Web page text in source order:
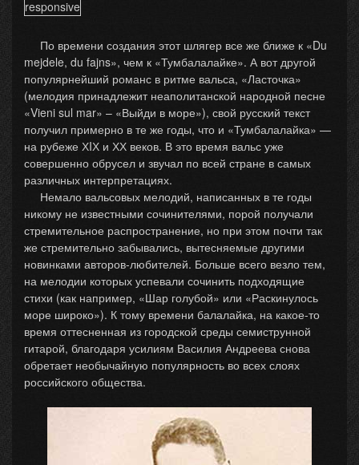
responsive
По времени создания этот шлягер все же ближе к «Du
mejdele, du fajns», чем к «Тумбалалайке». А вот другой
популярнейший романс в ритме вальса, «Ласточка»
(мелодия принадлежит неаполитанской народной песне
«Vieni sul mar» – «Выйди в море»), свой русский текст
получил примерно в те же годы, что и «Тумбалалайка» —
на рубеже ХIХ и ХХ веков. В это время вальс уже
совершенно обрусел и звучал по всей стране в самых
различных интерпретациях.
Немало вальсовых мелодий, написанных в те годы
никому не известными сочинителями, порой получали
стремительное распространение, но при этом почти так
же стремительно забывались, вытесняемые другими
новинками авторов-любителей. Больше всего везло тем,
на мелодии которых успевали сочинить подходящие
стихи (как например, «Шар голубой» или «Раскинулось
море широко»). К тому времени балалайка, на какое-то
время оттесненная из городской среды семиструнной
гитарой, благодаря усилиям Василия Андреева снова
обретает необычайную популярность во всех слоях
российского общества.